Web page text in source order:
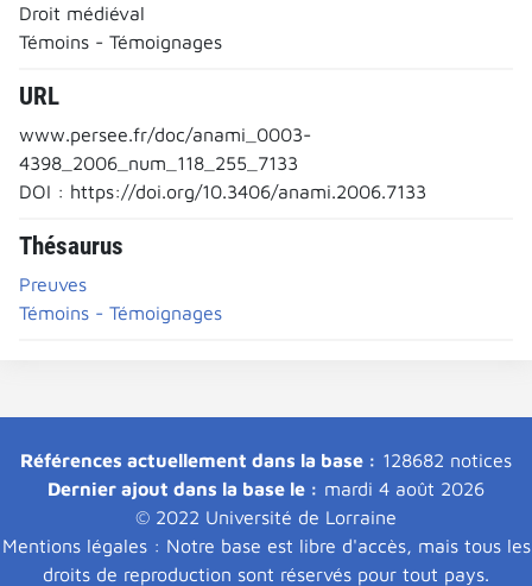
Droit médiéval
Témoins - Témoignages
URL
www.persee.fr/doc/anami_0003-
4398_2006_num_118_255_7133
DOI : https://doi.org/10.3406/anami.2006.7133
Thésaurus
Preuves
Témoins - Témoignages
Références actuellement dans la base : 128682 notices
Dernier ajout dans la base le : mardi 4 août 2026
© 2022 Université de Lorraine
Mentions légales : Notre base est libre d'accès, mais tous les
droits de reproduction sont réservés pour tout pays.